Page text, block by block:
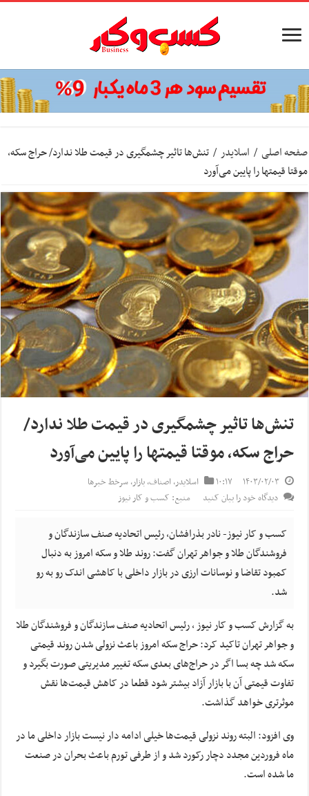
صفحه اصلی / اسلایدر / تنش‌ها تاثیر چشمگیری در قیمت طلا ندارد/ حراج سکه،
موقتا قیمت‎ها را پایین می‌آورد
تنش‌ها تاثیر چشمگیری در قیمت طلا ندارد/
حراج سکه، موقتا قیمت‎ها را پایین می‌آورد
۱۴۰۳/۰۲/۰۳ ۱۰:۱۷ اسلایدر,اصناف,بازار,سرخط خبرها
دیدگاه خود را بیان کنید
منبع: کسب و کار نیوز
کسب و کار نیوز- نادر بذرافشان، رئیس اتحادیه صنف سازندگان و
فروشندگان طلا و جواهر تهران گفت: روند طلا و سکه امروز به دنبال
کمبود تقاضا و نوسانات ارزی در بازار داخلی با کاهشی اندک رو به رو
شد.
به گزارش کسب و کار نیوز ، رئیس اتحادیه صنف سازندگان و فروشندگان طلا
و جواهر تهران تاکید کرد: حراج سکه امروز باعث نزولی شدن روند قیمتی
سکه شد چه بسا اگر در حراج‌های بعدی سکه تغییر مدیریتی صورت بگیرد و
تفاوت قیمتی آن با بازار آزاد بیشتر شود قطعا در کاهش قیمت‌ها نقش
موثرتری خواهد گذاشت.
وی افزود: البته روند نزولی قیمت‌ها خیلی ادامه دار نیست بازار داخلی ما در
ماه فروردین مجدد دچار رکورد شد و از طرفی تورم باعث بحران در صنعت
ما شده است.